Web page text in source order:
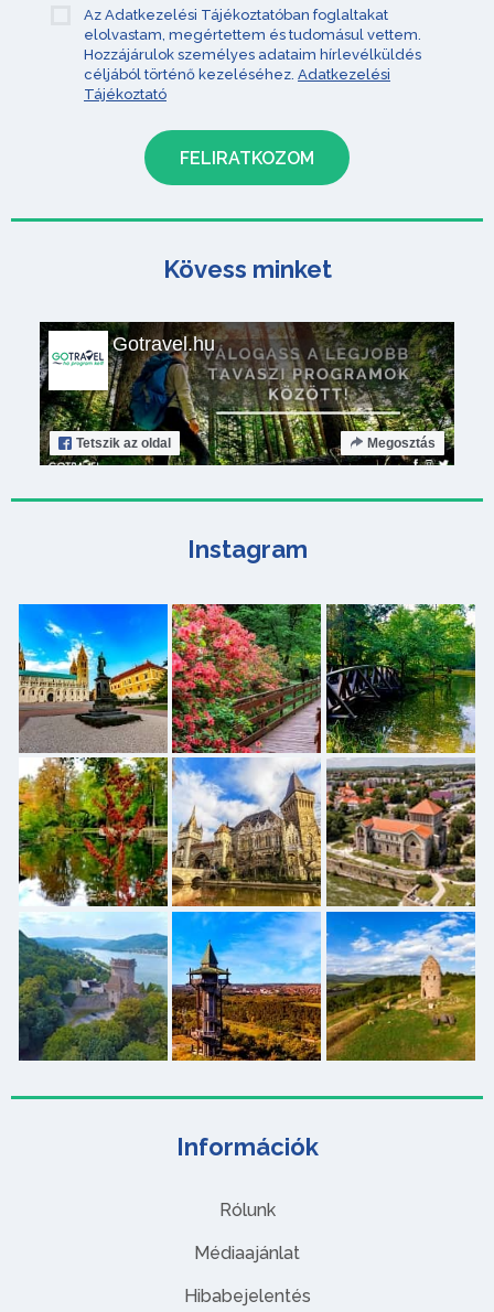
Információk
Rólunk
Médiaajánlat
Hibabejelentés
Az Adatkezelési Tájékoztatóban foglaltakat
elolvastam, megértettem és tudomásul vettem.
Hozzájárulok személyes adataim hírlevélküldés
céljából történő kezeléséhez. Adatkezelési
Tájékoztató
Kövess minket
Gotravel.hu
Tetszik az oldal Megosztás
Instagram